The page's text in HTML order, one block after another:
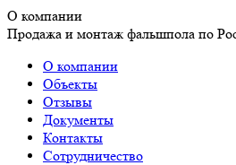
О компании
Продажа и монтаж фальшпола по
О компании
Объекты
Отзывы
Документы
Контакты
Сотрудничество